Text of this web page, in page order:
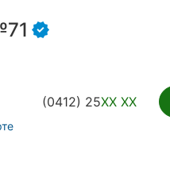
(0412) 25XX XX